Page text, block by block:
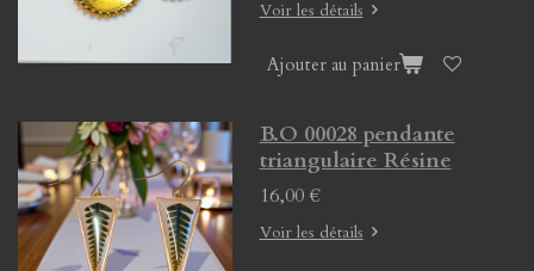
Voir les détails
Ajouter au panier
B.O 00028 pendante
triangulaire Résine
16,00 €
Voir les détails